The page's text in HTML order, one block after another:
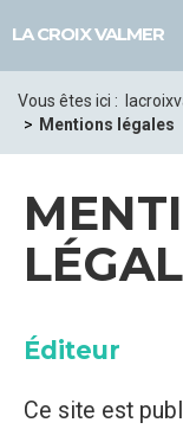
LA CROIX VALMER
Vous êtes ici :
Mentions légales
Éditeur
Ce site est